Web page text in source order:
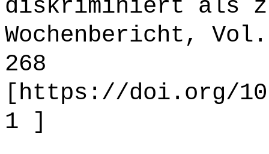
diskriminiert als
Wochenbericht,
268
[https://doi.org/
1 ]